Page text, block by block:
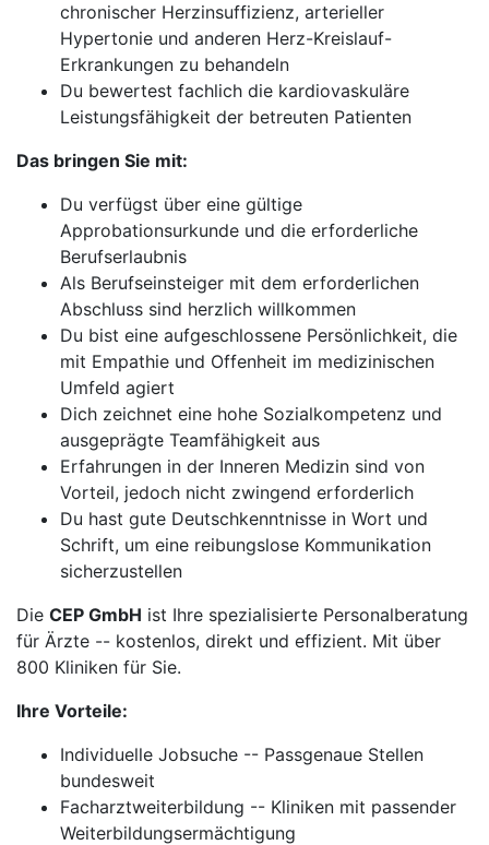
chronischer Herzinsuffizienz, arterieller
Hypertonie und anderen Herz-Kreislauf-
Erkrankungen zu behandeln
Du bewertest fachlich die kardiovaskuläre
Leistungsfähigkeit der betreuten Patienten
Das bringen Sie mit:
Du verfügst über eine gültige
Approbationsurkunde und die erforderliche
Berufserlaubnis
Als Berufseinsteiger mit dem erforderlichen
Abschluss sind herzlich willkommen
Du bist eine aufgeschlossene Persönlichkeit, die
mit Empathie und Offenheit im medizinischen
Umfeld agiert
Dich zeichnet eine hohe Sozialkompetenz und
ausgeprägte Teamfähigkeit aus
Erfahrungen in der Inneren Medizin sind von
Vorteil, jedoch nicht zwingend erforderlich
Du hast gute Deutschkenntnisse in Wort und
Schrift, um eine reibungslose Kommunikation
sicherzustellen
Die CEP GmbH ist Ihre spezialisierte Personalberatung
für Ärzte -- kostenlos, direkt und effizient. Mit über
800 Kliniken für Sie.
Ihre Vorteile:
Individuelle Jobsuche -- Passgenaue Stellen
bundesweit
Facharztweiterbildung -- Kliniken mit passender
Weiterbildungsermächtigung